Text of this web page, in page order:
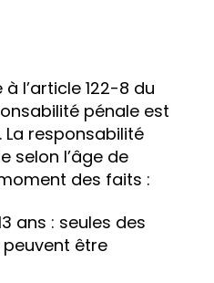
l’article 122-8 du
pénale est
responsabilité
selon l’âge de
des faits :
ans : seules des
être